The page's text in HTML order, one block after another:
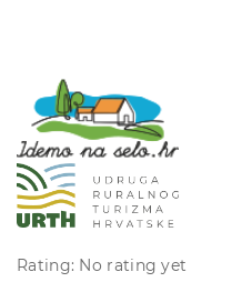
Rating: No rating yet